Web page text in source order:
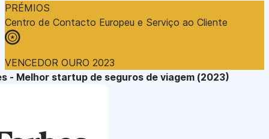
PRÉMIOS
Centro de Contacto Europeu e Serviço ao Cliente
VENCEDOR OURO 2023
- Melhor startup de seguros de viagem (2023)